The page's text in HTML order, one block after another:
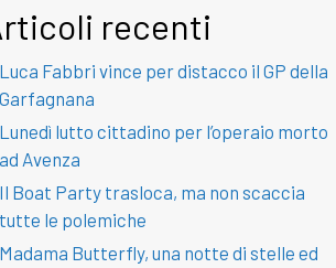
rapine
recenti
Luca Fabbri vince per distacco il GP della
Garfagnana
Lunedì lutto cittadino per l’operaio morto
ad Avenza
Il Boat Party trasloca, ma non scaccia
tutte le polemiche
Madama Butterfly, una notte di stelle ed